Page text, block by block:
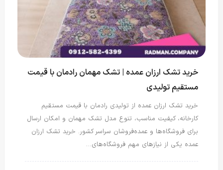
خرید تشک ارزان عمده | تشک مهمان رادمان با قیمت
مستقیم تولیدی
خرید تشک ارزان عمده از تولیدی رادمان با قیمت مستقیم
کارخانه، کیفیت مناسب، تنوع مدل تشک مهمان و امکان ارسال
برای فروشگاه‌ها و عمده‌فروشان سراسر کشور. خرید تشک ارزان
عمده یکی از نیازهای مهم فروشگاه‌های…